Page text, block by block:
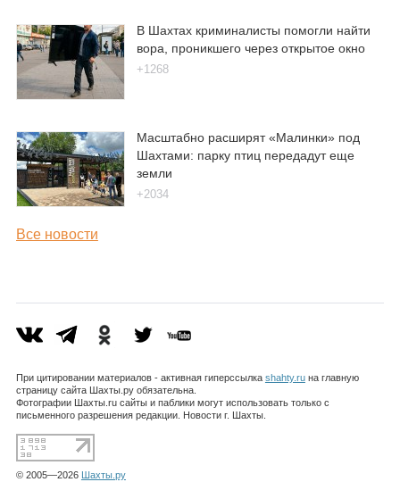
В Шахтах криминалисты помогли найти
вора, проникшего через открытое окно
+1268
Масштабно расширят «Малинки» под
Шахтами: парку птиц передадут еще
земли
+2034
Все новости
При цитировании материалов - активная гиперссылка shahty.ruна главную
страницу сайта Шахты.ру обязательна.
Фотографии Шахты.ru сайты и паблики могут использовать только с
письменного разрешения редакции. Новости г. Шахты.
© 2005—2026 Шахты.ру